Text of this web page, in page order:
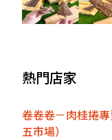
熱門店家
卷卷卷－肉桂捲
五市場）